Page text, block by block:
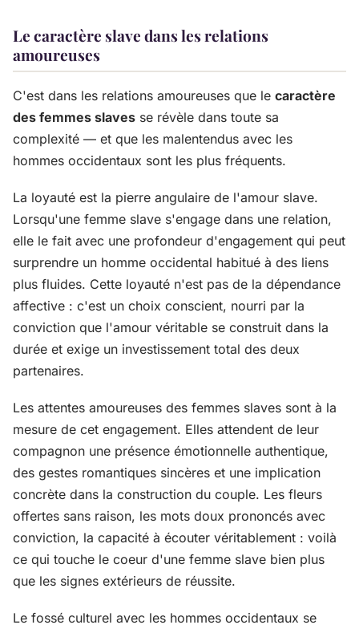
Le caractère slave dans les relations
amoureuses
C'est dans les relations amoureuses que le caractère
des femmes slaves se révèle dans toute sa
complexité — et que les malentendus avec les
hommes occidentaux sont les plus fréquents.
La loyauté est la pierre angulaire de l'amour slave.
Lorsqu'une femme slave s'engage dans une relation,
elle le fait avec une profondeur d'engagement qui peut
surprendre un homme occidental habitué à des liens
plus fluides. Cette loyauté n'est pas de la dépendance
affective : c'est un choix conscient, nourri par la
conviction que l'amour véritable se construit dans la
durée et exige un investissement total des deux
partenaires.
Les attentes amoureuses des femmes slaves sont à la
mesure de cet engagement. Elles attendent de leur
compagnon une présence émotionnelle authentique,
des gestes romantiques sincères et une implication
concrète dans la construction du couple. Les fleurs
offertes sans raison, les mots doux prononcés avec
conviction, la capacité à écouter véritablement : voilà
ce qui touche le coeur d'une femme slave bien plus
que les signes extérieurs de réussite.
Le fossé culturel avec les hommes occidentaux se